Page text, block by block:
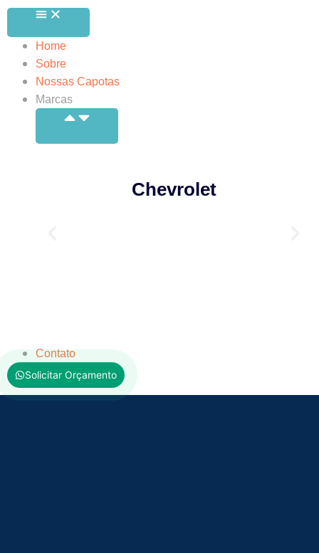
Home
Sobre
Nossas Capotas
Marcas
Chevrolet
Contato
Solicitar Orçamento